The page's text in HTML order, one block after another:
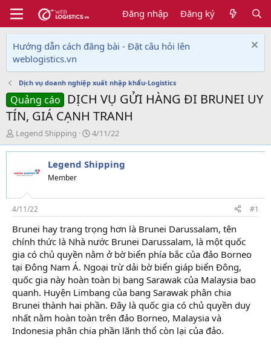
Đăng nhập Đăng ký
Hướng dẫn cách đăng bài - Đặt câu hỏi lên
weblogistics.vn
Dịch vụ doanh nghiệp xuất nhập khẩu-Logistics
Quảng cáo
DỊCH VỤ GỬI HÀNG ĐI BRUNEI UY
TÍN, GIÁ CẠNH TRANH
T
h
r
a
s
t
a
r
t
e
r
Legend Shipping
N
g
à
y
i
4/11/22
Legend Shipping
Member
4/11/22 #1
Brunei hay trang trọng hơn là Brunei Darussalam, tên
chính thức là Nhà nước Brunei Darussalam, là một quốc
gia có chủ quyền nằm ở bờ biển phía bắc của đảo Borneo
tại Đông Nam Á. Ngoại trừ dải bờ biển giáp biển Đông,
quốc gia này hoàn toàn bị bang Sarawak của Malaysia bao
quanh. Huyện Limbang của bang Sarawak phân chia
Brunei thành hai phần. Đây là quốc gia có chủ quyền duy
nhất nằm hoàn toàn trên đảo Borneo, Malaysia và
Indonesia phân chia phần lãnh thổ còn lại của đảo.